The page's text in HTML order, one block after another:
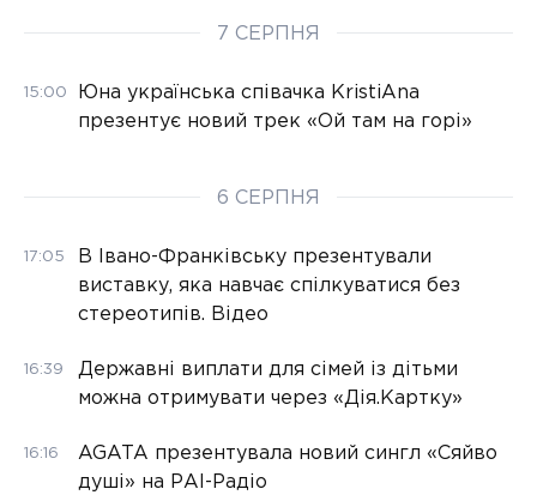
7 СЕРПНЯ
15:00
Юна українська співачка KristiAna
презентує новий трек «Ой там на горі»
6 СЕРПНЯ
17:05
В Івано-Франківську презентували
виставку, яка навчає спілкуватися без
стереотипів. Відео
16:39
Державні виплати для сімей із дітьми
можна отримувати через «Дія.Картку»
16:16
AGATA презентувала новий сингл «Сяйво
душі» на РАІ-Радіо